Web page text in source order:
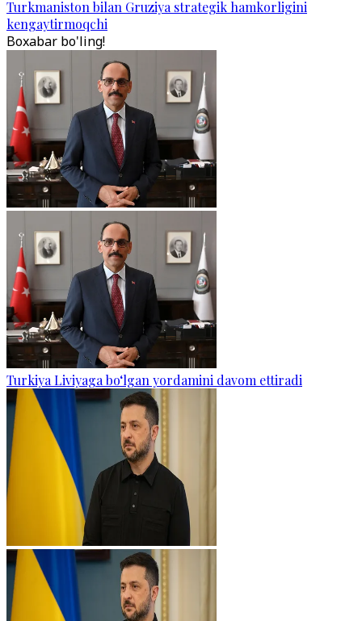
Turkmaniston bilan Gruziya strategik hamkorligini
kengaytirmoqchi
Boxabar bo'ling!
Turkiya Liviyaga bo‘lgan yordamini davom ettiradi